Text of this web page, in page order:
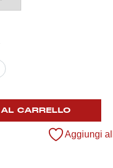
CARRELLO
Aggiungi